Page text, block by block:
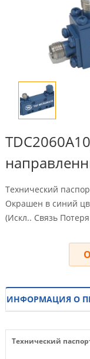
Технический
Окрашен в синий
(Искл.. Связь
ИНФОРМАЦИЯ О
Технический